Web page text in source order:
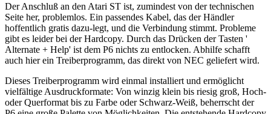
Der Anschluß an den Atari ST ist, zumindest von der technischen
Seite her, problemlos. Ein passendes Kabel, das der Händler
hoffentlich gratis dazu-legt, und die Verbindung stimmt. Probleme
gibt es leider bei der Hardcopy. Durch das Drücken der Tasten '
Alternate + Help' ist dem P6 nichts zu entlocken. Abhilfe schafft
auch hier ein Treiberprogramm, das direkt von NEC geliefert wird.
Dieses Treiberprogramm wird einmal installiert und ermöglicht
vielfältige Ausdruckformate: Von winzig klein bis riesig groß, Hoch-
oder Querformat bis zu Farbe oder Schwarz-Weiß, beherrscht der